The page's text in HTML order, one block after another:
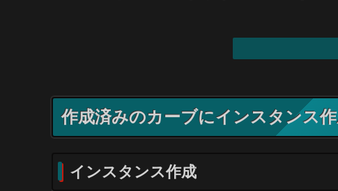
作成済みのカーブにインスタンス
インスタンス作成